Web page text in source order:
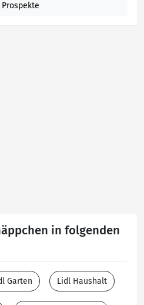
in folgenden
Garten Lidl Haushalt